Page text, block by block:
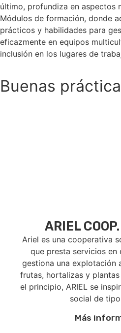
último, profundiza en aspectos
Módulos de formación, donde
prácticos y habilidades para
eficazmente en equipos
inclusión en los lugares de
Buenas
ARIEL
Ariel es una cooperativa
que presta servicios en
gestiona una explotación
frutas, hortalizas y
el principio, ARIEL se
social de
Más